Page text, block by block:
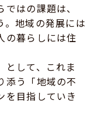
はの課題は、
。地域の発展には
の暮らしには住
として、これま
添う「地域の不
を目指していき